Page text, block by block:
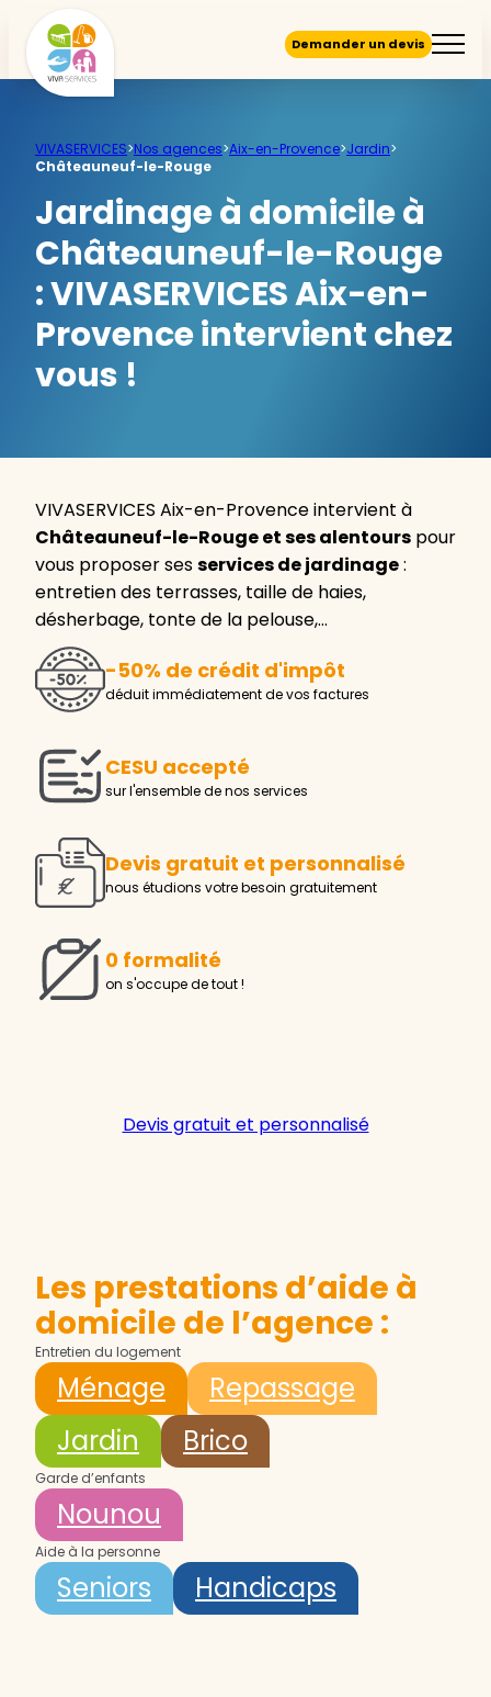
Demander un devis
VIVASERVICES>Nos agences>Aix-en-Provence>Jardin>
Châteauneuf-le-Rouge
Jardinage à domicile à
Châteauneuf-le-Rouge
:VIVASERVICES Aix-en-
Provence intervient chez
vous !
VIVASERVICES Aix-en-Provence intervient à
Châteauneuf-le-Rouge et ses alentours pour
vous proposer sesservices de jardinage:
entretien des terrasses, taille de haies,
désherbage, tonte de la pelouse,…
-50% de crédit d'impôt
déduit immédiatement de vos factures
CESU accepté
sur l'ensemble de nos services
Devis gratuit et personnalisé
nous étudions votre besoin gratuitement
0 formalité
on s'occupe de tout !
Devis gratuit et personnalisé
Les prestations d’aide à
domicile de l’agence :
Entretien du logement
Ménage
Repassage
Jardin
Brico
Garde d’enfants
Nounou
Aide à la personne
Seniors Handicaps